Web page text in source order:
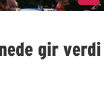
gir verdi